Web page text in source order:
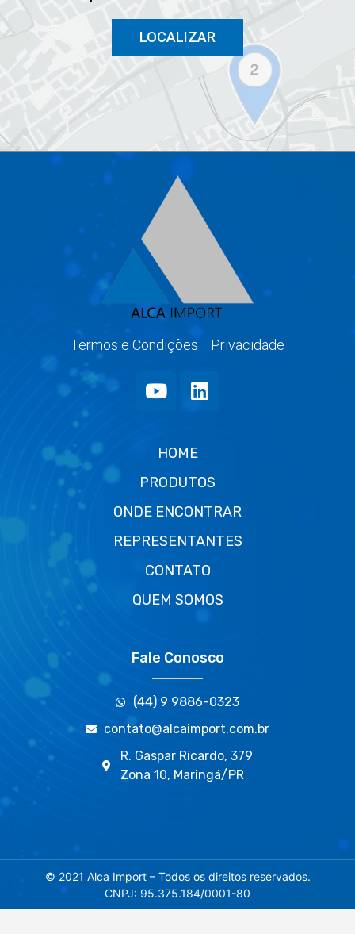
LOCALIZAR
Termos e Condições Privacidade
HOME
PRODUTOS
ONDE ENCONTRAR
REPRESENTANTES
CONTATO
QUEM SOMOS
Fale Conosco
(44) 9 9886-0323
contato@alcaimport.com.br
R. Gaspar Ricardo, 379
Zona 10, Maringá/PR
© 2021 Alca Import – Todos os direitos reservados.
CNPJ: 95.375.184/0001-80